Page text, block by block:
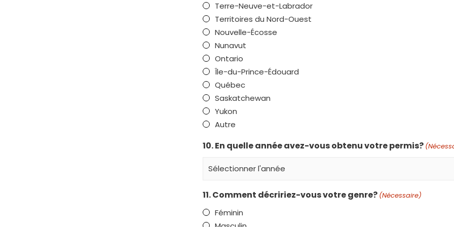
Terre-Neuve-et-Labrador
Territoires du Nord-Ouest
Nouvelle-Écosse
Nunavut
Ontario
Île-du-Prince-Édouard
Québec
Saskatchewan
Yukon
Autre
10. En quelle année avez-vous obtenu votre permis?
11. Comment décririez-vous votre genre? (Nécessaire)
Féminin